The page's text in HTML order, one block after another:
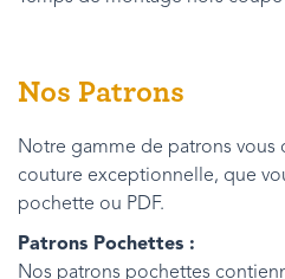
Nos Patrons
Notre gamme de patrons vous
couture exceptionnelle, que
pochette ou PDF.
Patrons Pochettes :
Nos patrons pochettes